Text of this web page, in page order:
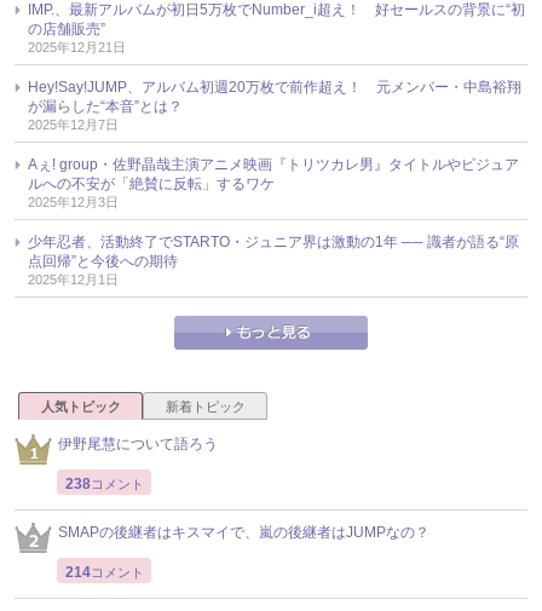
IMP.、最新アルバムが初日5万枚でNumber_i超え！ 好セールスの背景に“初
の店舗販売”
2025年12月21日
Hey!Say!JUMP、アルバム初週20万枚で前作超え！ 元メンバー・中島裕翔
が漏らした“本音”とは？
2025年12月7日
Aぇ! group・佐野晶哉主演アニメ映画『トリツカレ男』タイトルやビジュア
ルへの不安が「絶賛に反転」するワケ
2025年12月3日
少年忍者、活動終了でSTARTO・ジュニア界は激動の1年 ── 識者が語る“原
点回帰”と今後への期待
2025年12月1日
人気トピック 新着トピック
伊野尾慧について語ろう
238コメント
SMAPの後継者はキスマイで、嵐の後継者はJUMPなの？
214コメント